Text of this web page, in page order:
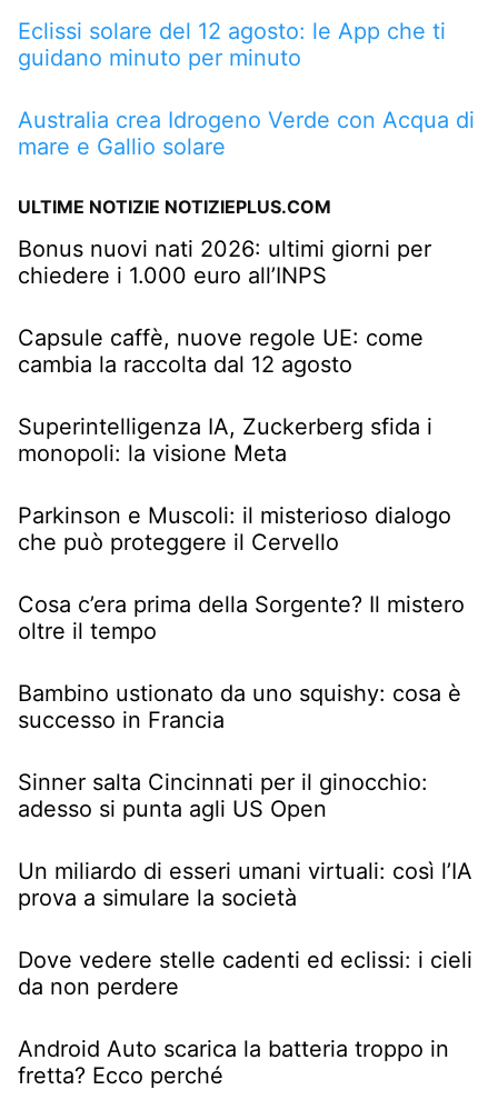
Eclissi solare del 12 agosto: le App che ti
guidano minuto per minuto
Australia crea Idrogeno Verde con Acqua di
mare e Gallio solare
ULTIME NOTIZIE NOTIZIEPLUS.COM
Bonus nuovi nati 2026: ultimi giorni per
chiedere i 1.000 euro all’INPS
Capsule caffè, nuove regole UE: come
cambia la raccolta dal 12 agosto
Superintelligenza IA, Zuckerberg sfida i
monopoli: la visione Meta
Parkinson e Muscoli: il misterioso dialogo
che può proteggere il Cervello
Cosa c’era prima della Sorgente? Il mistero
oltre il tempo
Bambino ustionato da uno squishy: cosa è
successo in Francia
Sinner salta Cincinnati per il ginocchio:
adesso si punta agli US Open
Un miliardo di esseri umani virtuali: così l’IA
prova a simulare la società
Dove vedere stelle cadenti ed eclissi: i cieli
da non perdere
Android Auto scarica la batteria troppo in
fretta? Ecco perché